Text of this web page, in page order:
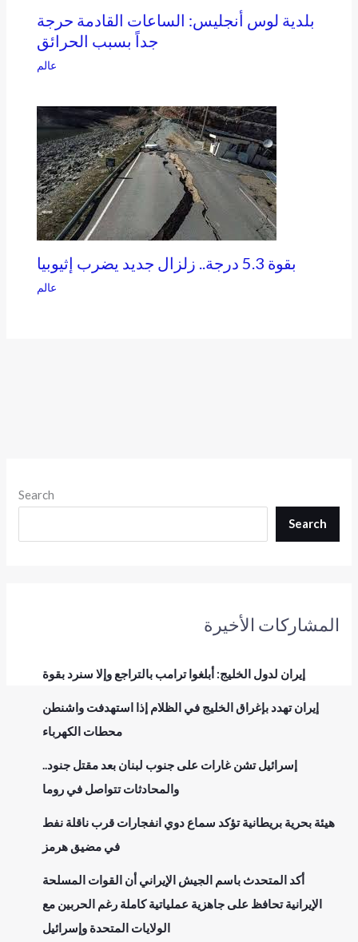
Search
Search
المشاركات الأخيرة
إيران لدول الخليج: أبلغوا ترامب بالتراجع وإلا سنرد بقوة
إيران تهدد بإغراق الخليج في الظلام إذا استهدفت واشنطن
محطات الكهرباء
إسرائيل تشن غارات على جنوب لبنان بعد مقتل جنود..
والمحادثات تتواصل في روما
هيئة بحرية بريطانية تؤكد سماع دوي انفجارات قرب ناقلة نفط
في مضيق هرمز
أكد المتحدث باسم الجيش الإيراني أن القوات المسلحة
الإيرانية تحافظ على جاهزية عملياتية كاملة رغم الحربين مع
الولايات المتحدة وإسرائيل
بلدية لوس أنجليس: الساعات القادمة حرجة
جداً بسبب الحرائق
عالم
بقوة 5.3 درجة.. زلزال جديد يضرب إثيوبيا
عالم